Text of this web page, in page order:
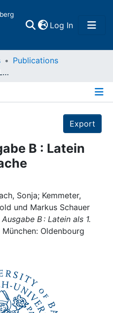
Log In(current)
Publications
Adeamus! Ausgabe B : Latein als 1. Fremdsprache
Export
B : Latein
Sonja; Kemmeter,
und Markus Schauer
B : Latein als 1.
München: Oldenbourg